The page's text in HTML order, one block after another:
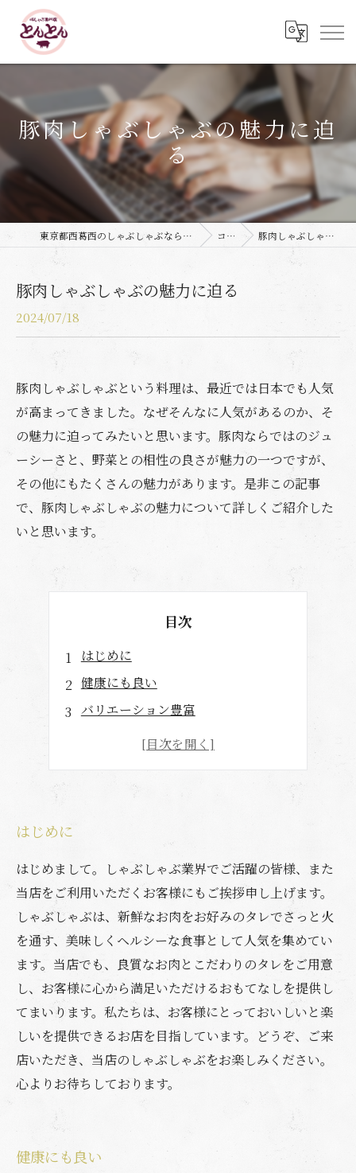
豚肉しゃぶしゃぶの魅力に迫
る
東京都西葛西のしゃぶしゃぶなら豚しゃぶ専門店 とんとん コラム 豚肉しゃぶしゃぶの魅力に迫る
豚肉しゃぶしゃぶの魅力に迫る
2024/07/18
豚肉しゃぶしゃぶという料理は、最近では日本でも人気
が高まってきました。なぜそんなに人気があるのか、そ
の魅力に迫ってみたいと思います。豚肉ならではのジュ
ーシーさと、野菜との相性の良さが魅力の一つですが、
その他にもたくさんの魅力があります。是非この記事
で、豚肉しゃぶしゃぶの魅力について詳しくご紹介した
いと思います。
目次
はじめに
健康にも良い
バリエーション豊富
はじめに
はじめまして。しゃぶしゃぶ業界でご活躍の皆様、また
当店をご利用いただくお客様にもご挨拶申し上げます。
しゃぶしゃぶは、新鮮なお肉をお好みのタレでさっと火
を通す、美味しくヘルシーな食事として人気を集めてい
ます。当店でも、良質なお肉とこだわりのタレをご用意
し、お客様に心から満足いただけるおもてなしを提供し
てまいります。私たちは、お客様にとっておいしいと楽
しいを提供できるお店を目指しています。どうぞ、ご来
店いただき、当店のしゃぶしゃぶをお楽しみください。
心よりお待ちしております。
健康にも良い